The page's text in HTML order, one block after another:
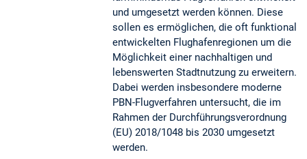
und umgesetzt werden können. Diese
sollen es ermöglichen, die oft funktional
entwickelten Flughafenregionen um die
Möglichkeit einer nachhaltigen und
lebenswerten Stadtnutzung zu erweitern.
Dabei werden insbesondere moderne
PBN-Flugverfahren untersucht, die im
Rahmen der Durchführungsverordnung
(EU) 2018/1048 bis 2030 umgesetzt
werden.